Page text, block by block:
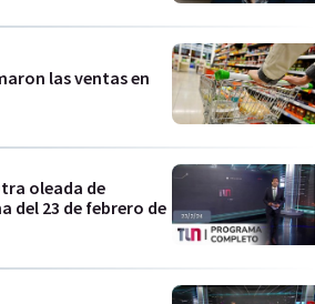
las ventas en
oleada de
del 23 de febrero de